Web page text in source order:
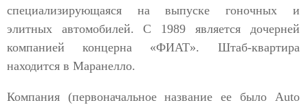
специализирующаяся на выпуске гоночных и
элитных автомобилей. С 1989 является дочерней
компанией концерна «ФИАТ». Штаб-квартира
находится в Маранелло.
Компания (первоначальное название ее было Auto